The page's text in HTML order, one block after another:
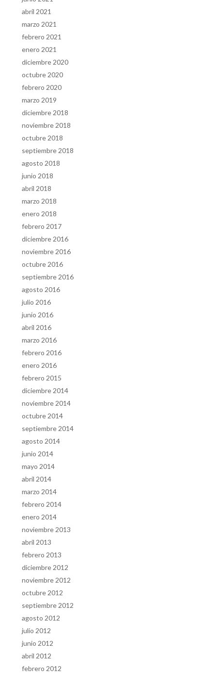
abril 2021
marzo 2021
febrero 2021
enero 2021
diciembre 2020
octubre 2020
febrero 2020
marzo 2019
diciembre 2018
noviembre 2018
octubre 2018
septiembre 2018
agosto 2018
junio 2018
abril 2018
marzo 2018
enero 2018
febrero 2017
diciembre 2016
noviembre 2016
octubre 2016
septiembre 2016
agosto 2016
julio 2016
junio 2016
abril 2016
marzo 2016
febrero 2016
enero 2016
febrero 2015
diciembre 2014
noviembre 2014
octubre 2014
septiembre 2014
agosto 2014
junio 2014
mayo 2014
abril 2014
marzo 2014
febrero 2014
enero 2014
noviembre 2013
abril 2013
febrero 2013
diciembre 2012
noviembre 2012
octubre 2012
septiembre 2012
agosto 2012
julio 2012
junio 2012
abril 2012
febrero 2012